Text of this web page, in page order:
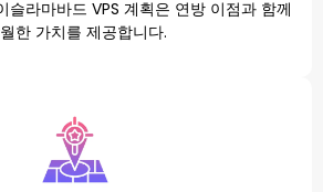
슬라마바드 VPS 계획은 연방 이점과 함께
한 가치를 제공합니다.